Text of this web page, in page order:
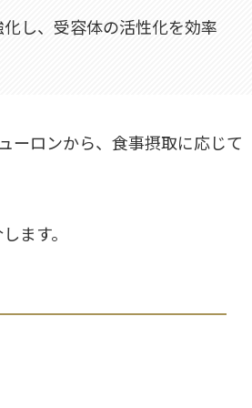
し、受容体の活性化を効率
ーロンから、食事摂取に応じて
ます。